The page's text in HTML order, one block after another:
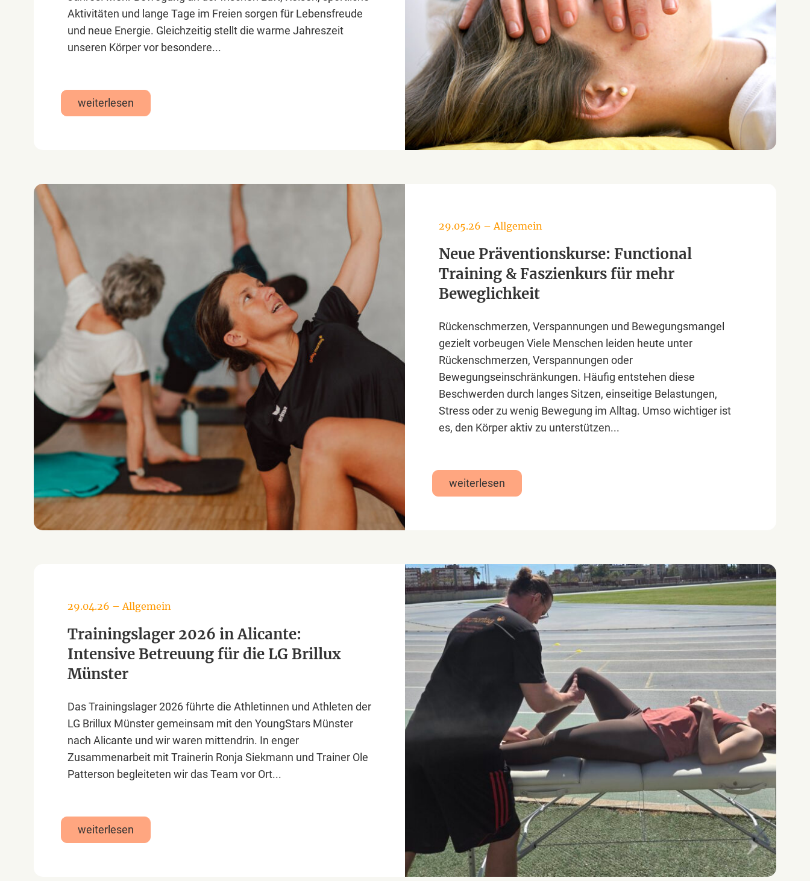
Aktivitäten und lange Tage im Freien sorgen für Lebensfreude
und neue Energie. Gleichzeitig stellt die warme Jahreszeit
unseren Körper vor besondere...
weiterlesen
29.05.26 –Allgemein
Neue Präventionskurse: Functional
Training & Faszienkurs für mehr
Beweglichkeit
Rückenschmerzen, Verspannungen und Bewegungsmangel
gezielt vorbeugen Viele Menschen leiden heute unter
Rückenschmerzen, Verspannungen oder
Bewegungseinschränkungen. Häufig entstehen diese
Beschwerden durch langes Sitzen, einseitige Belastungen,
Stress oder zu wenig Bewegung im Alltag. Umso wichtiger ist
es, den Körper aktiv zu unterstützen...
weiterlesen
29.04.26 –Allgemein
Trainingslager 2026 in Alicante:
Intensive Betreuung für die LG Brillux
Münster
Das Trainingslager 2026 führte die Athletinnen und Athleten der
LG Brillux Münster gemeinsam mit den YoungStars Münster
nach Alicante und wir waren mittendrin. In enger
Zusammenarbeit mit Trainerin Ronja Siekmann und Trainer Ole
Patterson begleiteten wir das Team vor Ort...
weiterlesen